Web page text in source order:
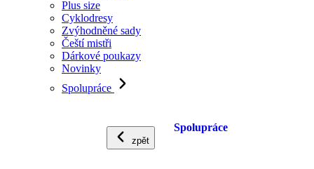
Plus size
Cyklodresy
Zvýhodněné sady
Čeští mistři
Dárkové poukazy
Novinky
Spolupráce
zpět
Spolupráce